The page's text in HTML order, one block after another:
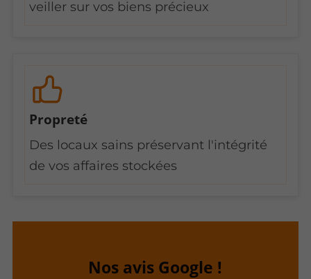
veiller sur vos biens précieux
Propreté
Des locaux sains préservant l'intégrité
de vos affaires stockées
Nos avis Google !